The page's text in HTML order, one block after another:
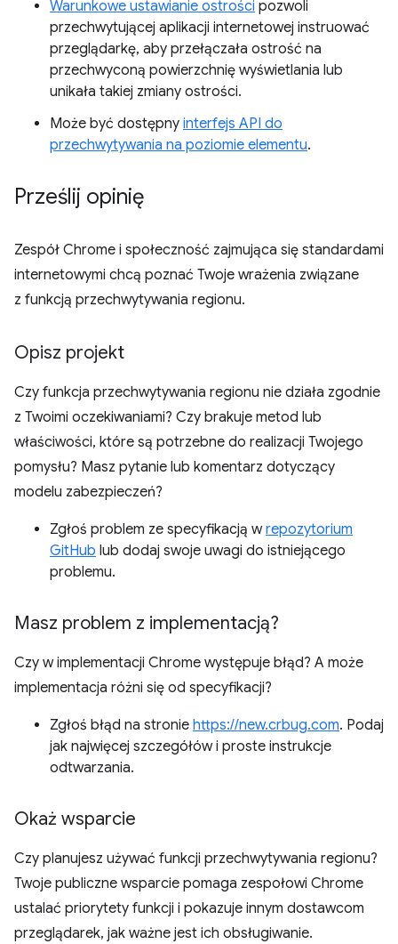
Warunkowe ustawianie ostrości pozwoli
przechwytującej aplikacji internetowej instruować
przeglądarkę, aby przełączała ostrość na
przechwyconą powierzchnię wyświetlania lub
unikała takiej zmiany ostrości.
Może być dostępny interfejs API do
przechwytywania na poziomie elementu.
Prześlij opinię
Zespół Chrome i społeczność zajmująca się standardami
internetowymi chcą poznać Twoje wrażenia związane
z funkcją przechwytywania regionu.
Opisz projekt
Czy funkcja przechwytywania regionu nie działa zgodnie
z Twoimi oczekiwaniami? Czy brakuje metod lub
właściwości, które są potrzebne do realizacji Twojego
pomysłu? Masz pytanie lub komentarz dotyczący
modelu zabezpieczeń?
Zgłoś problem ze specyfikacją wrepozytorium
GitHub lub dodaj swoje uwagi do istniejącego
problemu.
Masz problem z implementacją?
Czy w implementacji Chrome występuje błąd? A może
implementacja różni się od specyfikacji?
Zgłoś błąd na stronie https://new.crbug.com. Podaj
jak najwięcej szczegółów i proste instrukcje
odtwarzania.
Okaż wsparcie
Czy planujesz używać funkcji przechwytywania regionu?
Twoje publiczne wsparcie pomaga zespołowi Chrome
ustalać priorytety funkcji i pokazuje innym dostawcom
przeglądarek, jak ważne jest ich obsługiwanie.